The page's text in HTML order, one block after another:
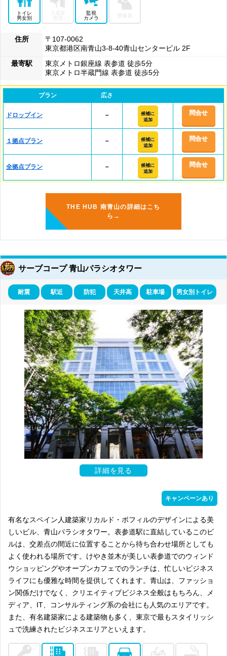
トイレ
男女別
入退室
監視
カメラ
警備員
住所
〒107-0062
東京都港区南青山3-8-40青山センタービル 2F
最寄駅
東京メトロ銀座線 表参道 徒歩5分
東京メトロ半蔵門線 表参道 徒歩5分
プラン 広さ
ドロップイン －
候補に
追加
問合せ
１拠点プラン －
候補に
追加
問合せ
全拠点プラン －
候補に
追加
問合せ
THE HUB 南青山の詳細はこち
ら→
サーブコープ 青山パラシオタワー
耐震 駅近 防犯 天井高 駐車場 男女別トイレ
詳細を見る
キャンペーンあり
有名なスペイン人建築家リカルド・ボフィルのデザインによる美
しいビル、青山パラシオタワー。表参道駅に直結しているこのビ
ルは、交差点の間近に位置することから待ち合わせ場所としても
よく使われる場所です。けやき並木が美しい表参道でのウィンド
ウショッピングやオープンカフェでのランチは、忙しいビジネス
ライフにも優雅な時間を提供してくれます。青山は、ファッショ
ン関係だけでなく、クリエイティブビジネス全般はもちろん、メ
ディア、IT、コンサルティング系の会社にも人気のエリアです。
また、有名建築家による建築物も多く、東京で最もスタイリッシ
ュで洗練されたビジネスエリアといえます。